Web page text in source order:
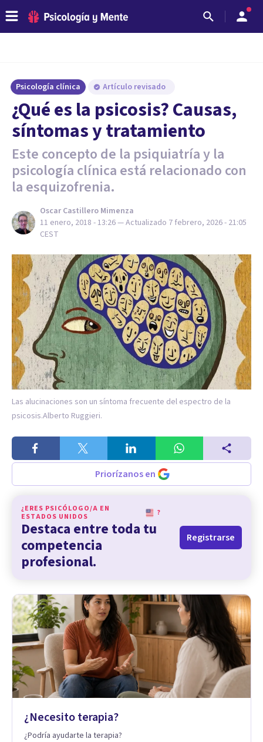
Psicología clínica Artículo revisado
¿Qué es la psicosis? Causas,
síntomas y tratamiento
Este concepto de la psiquiatría y la
psicología clínica está relacionado con
la esquizofrenia.
Oscar Castillero Mimenza
11 enero, 2018 - 13:26— Actualizado 7 febrero, 2026 - 21:05
CEST
Las alucinaciones son un síntoma frecuente del espectro de la
psicosis.Alberto Ruggieri.
Priorízanos en
¿ERES PSICÓLOGO/A EN
ESTADOS UNIDOS
?
Destaca entre toda tu
competencia
profesional.
Registrarse
¿Necesito terapia?
¿Podría ayudarte la terapia?